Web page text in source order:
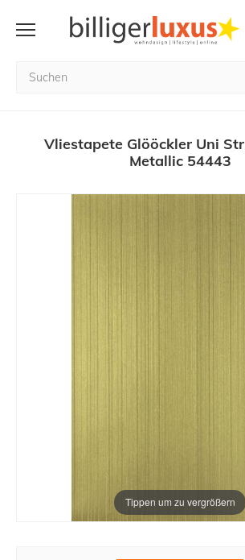
Vliestapete Glööckler Uni
Metallic 54443
Tippen um zu vergrößern